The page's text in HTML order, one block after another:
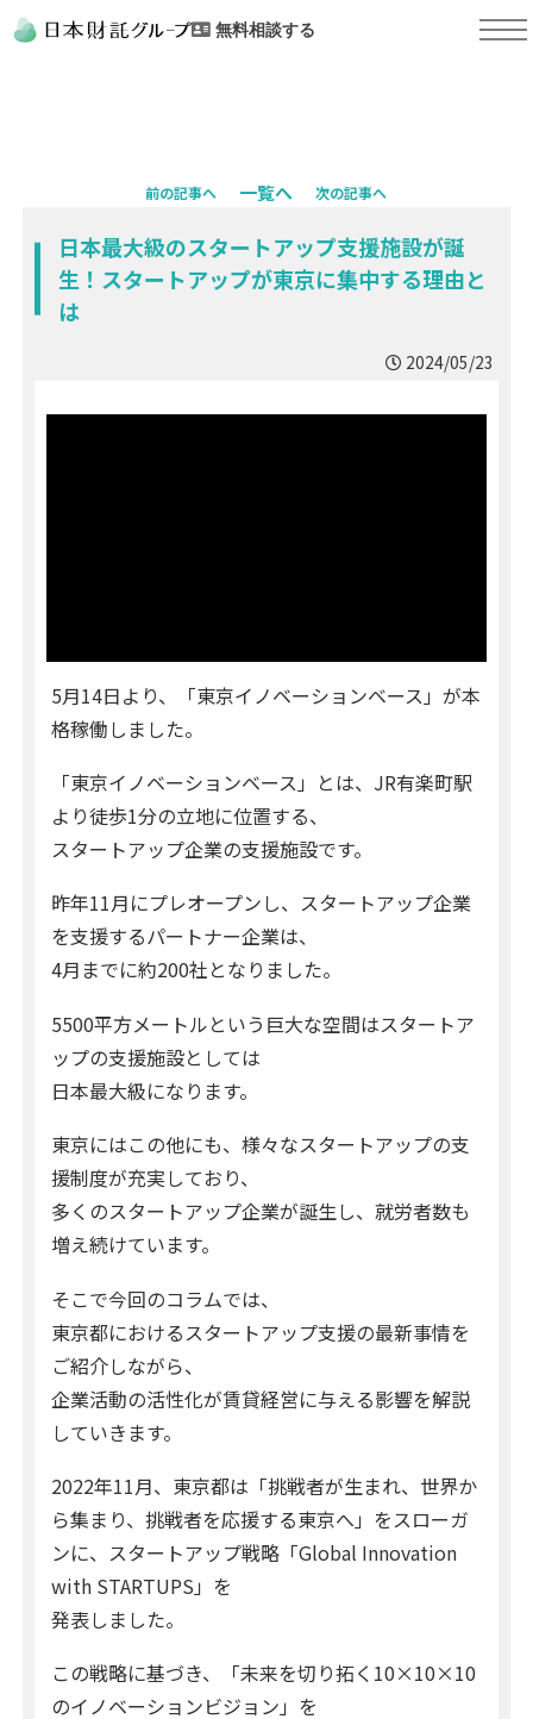
無料相談する
前の記事へ 一覧へ 次の記事へ
日本最大級のスタートアップ支援施設が誕
生！スタートアップが東京に集中する理由と
は
2024/05/23
5月14日より、「東京イノベーションベース」が本
格稼働しました。
「東京イノベーションベース」とは、JR有楽町駅
より徒歩1分の立地に位置する、
スタートアップ企業の支援施設です。
昨年11月にプレオープンし、スタートアップ企業
を支援するパートナー企業は、
4月までに約200社となりました。
5500平方メートルという巨大な空間はスタートア
ップの支援施設としては
日本最大級になります。
東京にはこの他にも、様々なスタートアップの支
援制度が充実しており、
多くのスタートアップ企業が誕生し、就労者数も
増え続けています。
そこで今回のコラムでは、
東京都におけるスタートアップ支援の最新事情を
ご紹介しながら、
企業活動の活性化が賃貸経営に与える影響を解説
していきます。
2022年11月、東京都は「挑戦者が生まれ、世界か
ら集まり、挑戦者を応援する東京へ」をスローガ
ンに、スタートアップ戦略「Global Innovation
with STARTUPS」を
発表しました。
この戦略に基づき、「未来を切り拓く10×10×10
のイノベーションビジョン」を